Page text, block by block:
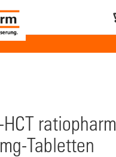
ratiopharm
Tabletten